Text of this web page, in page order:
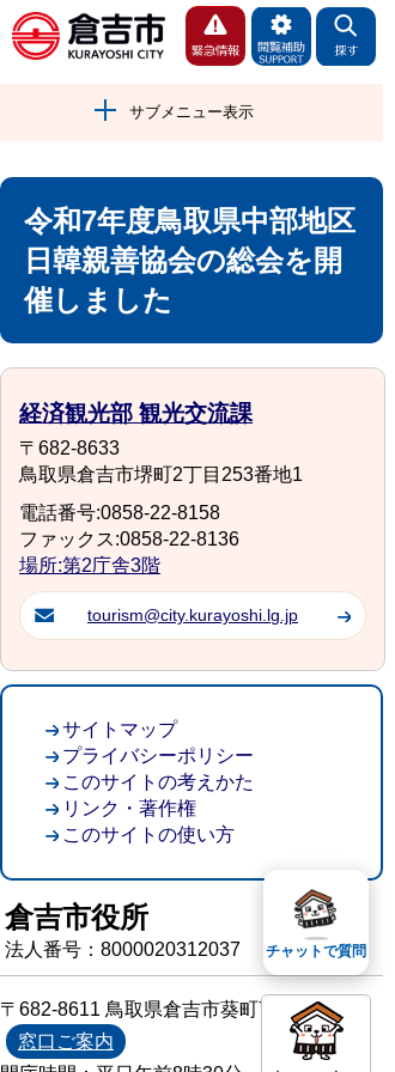
サブメニュー表示
令和7年度鳥取県中部地区
日韓親善協会の総会を開
催しました
経済観光部 観光交流課
〒682-8633
鳥取県倉吉市堺町2丁目253番地1
電話番号:0858-22-8158
ファックス:0858-22-8136
場所:第2庁舎3階
tourism@city.kurayoshi.lg.jp
サイトマップ
プライバシーポリシー
このサイトの考えかた
リンク・著作権
このサイトの使い方
倉吉市役所
法人番号：8000020312037
〒682-8611 鳥取県倉吉市葵町722
窓口ご案内
チャットで質問